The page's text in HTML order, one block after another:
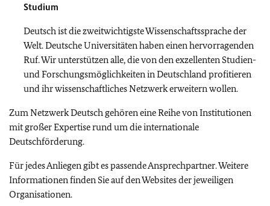
Studium
Deutsch ist die zweitwichtigste Wissenschaftssprache der
Welt. Deutsche Universitäten haben einen hervorragenden
Ruf. Wir unterstützen alle, die von den exzellenten Studien-
und Forschungsmöglichkeiten in Deutschland profitieren
und ihr wissenschaftliches Netzwerk erweitern wollen.
Zum Netzwerk Deutsch gehören eine Reihe von Institutionen
mit großer Expertise rund um die internationale
Deutschförderung.
Für jedes Anliegen gibt es passende Ansprechpartner. Weitere
Informationen finden Sie auf den Websites der jeweiligen
Organisationen.